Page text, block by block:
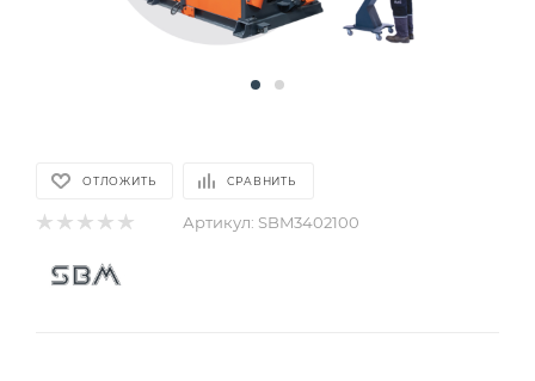
ОТЛОЖИТЬ СРАВНИТЬ
Артикул: SBM3402100